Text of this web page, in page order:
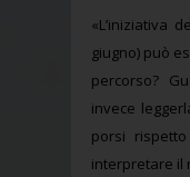
«L’iniziativa
giugno) può
percorso?
invece
porsi
interpretare il